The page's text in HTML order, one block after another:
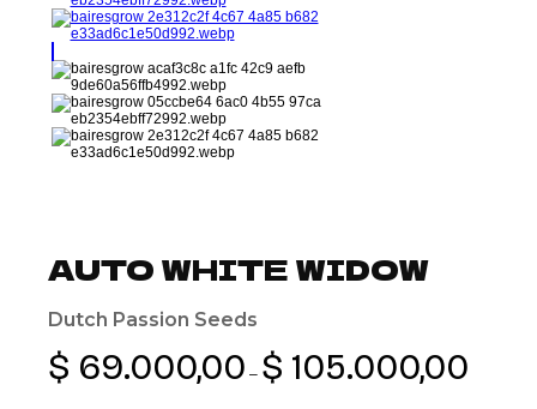
AUTO WHITE WIDOW
Dutch Passion Seeds
$ 69.000,00 – $ 105.000,00